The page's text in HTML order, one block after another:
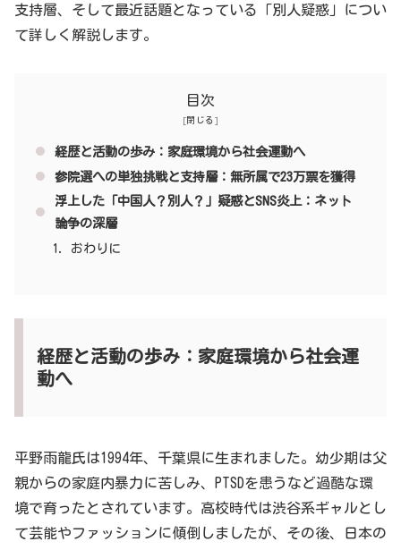
支持層、そして最近話題となっている「別人疑惑」につい
て詳しく解説します。
目次
経歴と活動の歩み：家庭環境から社会運動へ
参院選への単独挑戦と支持層：無所属で23万票を獲得
浮上した「中国人？別人？」疑惑とSNS炎上：ネット
論争の深層
おわりに
経歴と活動の歩み：家庭環境から社会運
動へ
平野雨龍氏は1994年、千葉県に生まれました。幼少期は父
親からの家庭内暴力に苦しみ、PTSDを患うなど過酷な環
境で育ったとされています。高校時代は渋谷系ギャルとし
て芸能やファッションに傾倒しましたが、その後、日本の